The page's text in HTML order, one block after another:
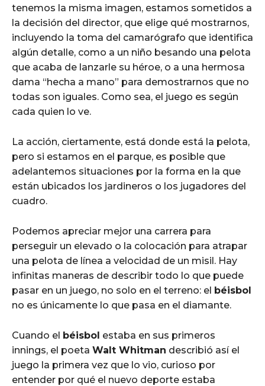
tenemos la misma imagen, estamos sometidos a
la decisión del director, que elige qué mostrarnos,
incluyendo la toma del camarógrafo que identifica
algún detalle, como a un niño besando una pelota
que acaba de lanzarle su héroe, o a una hermosa
dama “hecha a mano” para demostrarnos que no
todas son iguales. Como sea, el juego es según
cada quien lo ve.
La acción, ciertamente, está donde está la pelota,
pero si estamos en el parque, es posible que
adelantemos situaciones por la forma en la que
están ubicados los jardineros o los jugadores del
cuadro.
Podemos apreciar mejor una carrera para
perseguir un elevado o la colocación para atrapar
una pelota de línea a velocidad de un misil. Hay
infinitas maneras de describir todo lo que puede
pasar en un juego, no solo en el terreno: el béisbol
no es únicamente lo que pasa en el diamante.
Cuando el béisbol estaba en sus primeros
innings, el poeta Walt Whitman describió así el
juego la primera vez que lo vio, curioso por
entender por qué el nuevo deporte estaba